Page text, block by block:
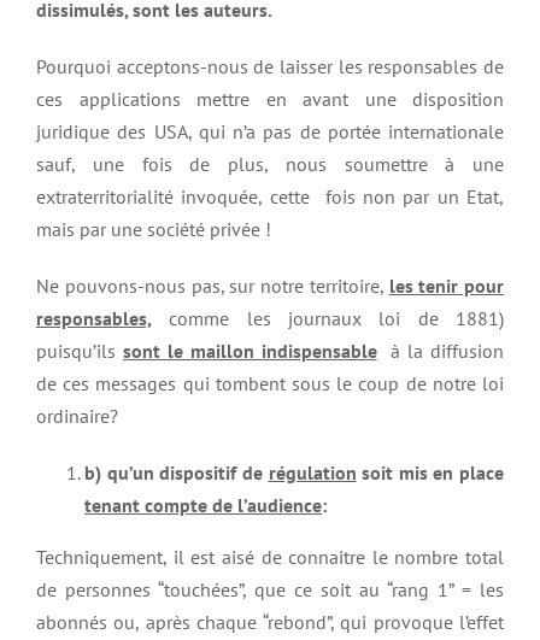
dissimulés, sont les auteurs.
Pourquoi acceptons-nous de laisser les responsables de
ces applications mettre en avant une disposition
juridique des USA, qui n’a pas de portée internationale
sauf, une fois de plus, nous soumettre à une
extraterritorialité invoquée, cette fois non par un Etat,
mais par une société privée !
Ne pouvons-nous pas, sur notre territoire, les tenir pour
responsables, comme les journaux loi de 1881)
puisqu’ils sont le maillon indispensableà la diffusion
de ces messages qui tombent sous le coup de notre loi
ordinaire?
b) qu’un dispositif de régulation soit mis en place
tenant compte de l’audience:
Techniquement, il est aisé de connaitre le nombre total
de personnes “touchées”, que ce soit au “rang 1” = les
abonnés ou, après chaque “rebond”, qui provoque l’effet